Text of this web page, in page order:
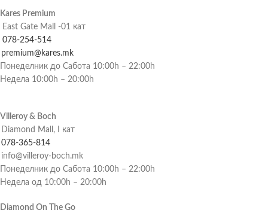
Kares Premium
East Gate Mall -01 кат
078-254-514
premium@kares.mk
Понеделник до Сабота 10:00h – 22:00h
Недела 10:00h – 20:00h
Villeroy & Boch
Diamond Mall, I кат
078-365-814
info@villeroy-boch.mk
Понеделник до Сабота 10:00h – 22:00h
Недела од 10:00h – 20:00h
Diamond On The Go